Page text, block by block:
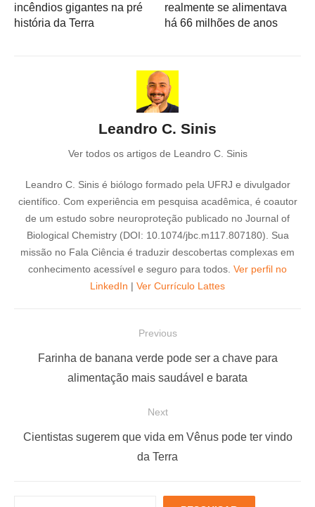
incêndios gigantes na pré
história da Terra
realmente se alimentava
há 66 milhões de anos
Leandro C. Sinis
Ver todos os artigos de Leandro C. Sinis
Leandro C. Sinis é biólogo formado pela UFRJ e divulgador
científico. Com experiência em pesquisa acadêmica, é coautor
de um estudo sobre neuroproteção publicado no Journal of
Biological Chemistry (DOI: 10.1074/jbc.m117.807180). Sua
missão no Fala Ciência é traduzir descobertas complexas em
conhecimento acessível e seguro para todos. Ver perfil no
LinkedIn | Ver Currículo Lattes
Previous
Farinha de banana verde pode ser a chave para
alimentação mais saudável e barata
Next
N
Cientistas sugerem que vida em Vênus pode ter vindo
da Terra